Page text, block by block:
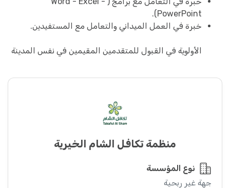
PowerPoint).
خبرة في العمل الميداني والتعامل مع المستفيدين.
الأولوية في القبول للمتقدمين المقيمين في نفس المدينة
منظمة تكافل الشام الخيرية
نوع المؤسسة
جهة غير ربحية